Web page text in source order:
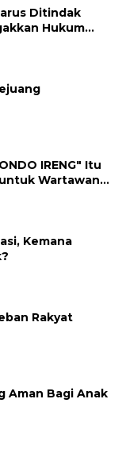
Ditindak
Hukum
IRENG" Itu
Kemana
Rakyat
Aman Bagi Anak